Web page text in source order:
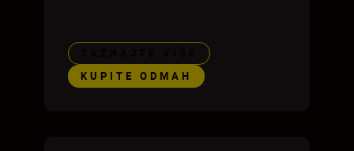
KUPITE ODMAH